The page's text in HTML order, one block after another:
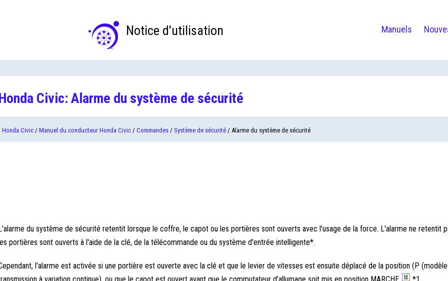
Notice d'utilisation Manuels
Civic: Alarme du système de sécurité
Honda Civic / Manuel du conducteur Honda Civic / Commandes / Système de sécurité / Alarme du système de sécurité
du système de sécurité retentit lorsque le coffre, le capot ou les portières sont ouverts avec l'usage de la force. L'alarme ne retentit
portières sont ouverts à l'aide de la clé, de la télécommande ou du système d'entrée intelligente*.
l'alarme est activée si une portière est ouverte avec la clé et que le levier de vitesses est ensuite déplacé de la position (P